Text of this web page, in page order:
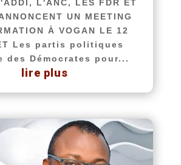
L'ANC, LES FDR ET
UN MEETING
À VOGAN LE 12
Les partis politiques
des Démocrates pour...
lire plus